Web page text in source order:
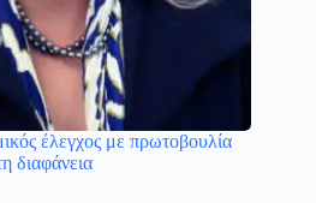
έλεγχος με πρωτοβουλία
διαφάνεια